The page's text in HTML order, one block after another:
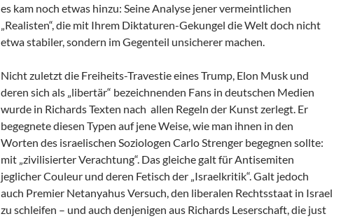
es kam noch etwas hinzu: Seine Analyse jener vermeintlichen
„Realisten“, die mit Ihrem Diktaturen-Gekungel die Welt doch nicht
etwa stabiler, sondern im Gegenteil unsicherer machen.
Nicht zuletzt die Freiheits-Travestie eines Trump, Elon Musk und
deren sich als „libertär“ bezeichnenden Fans in deutschen Medien
wurde in Richards Texten nach allen Regeln der Kunst zerlegt. Er
begegnete diesen Typen auf jene Weise, wie man ihnen in den
Worten des israelischen Soziologen Carlo Strenger begegnen sollte:
mit „zivilisierter Verachtung“. Das gleiche galt für Antisemiten
jeglicher Couleur und deren Fetisch der „Israelkritik“. Galt jedoch
auch Premier Netanyahus Versuch, den liberalen Rechtsstaat in Israel
zu schleifen – und auch denjenigen aus Richards Leserschaft, die just